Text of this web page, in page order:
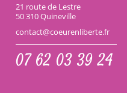
21 route de Lestre
50 310 Quineville
contact@coeurenliberte.fr
07 62 03 39 24